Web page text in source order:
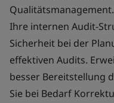
Ihre internen Audit-
Sicherheit bei der
effektiven Audits.
besser Bereitstellung
Sie bei Bedarf